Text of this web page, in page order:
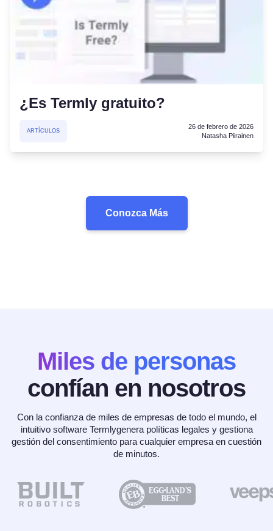
¿Es Termly gratuito?
ARTÍCULOS
26 de febrero de 2026
Natasha Piirainen
Conozca Más
Miles de personas
confían en nosotros
Con la confianza de miles de empresas de todo el mundo, el
intuitivo software Termlygenera políticas legales y gestiona
gestión del consentimiento para cualquier empresa en cuestión
de minutos.